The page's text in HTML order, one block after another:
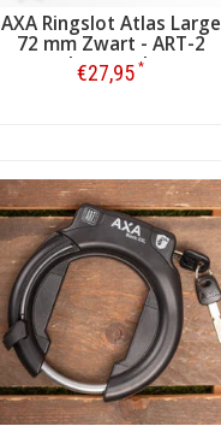
AXA Ringslot Atlas Large
72 mm Zwart - ART-2
keurmerk
€27,95 *